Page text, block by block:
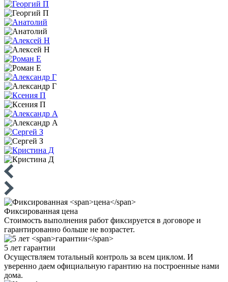
Фиксированная цена
Стоимость выполнения работ фиксируется в договоре и
гарантированно больше не возрастет.
5 лет гарантии
Осуществляем тотальный контроль за всем циклом. И
уверенно даем официальную гарантию на построенные нами
дома.